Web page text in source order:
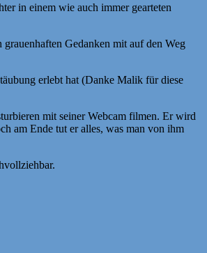
in einem wie auch immer gearteten
Gedanken mit auf den Weg
erlebt hat (Danke Malik für diese
mit seiner Webcam filmen. Er wird
am Ende tut er alles, was man von ihm